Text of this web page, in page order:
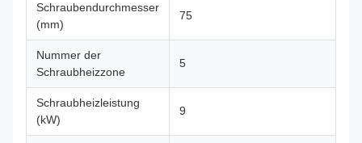
Schraubendurchmesser
(mm)
75
Nummer der
Schraubheizzone
5
Schraubheizleistung
(kW)
9